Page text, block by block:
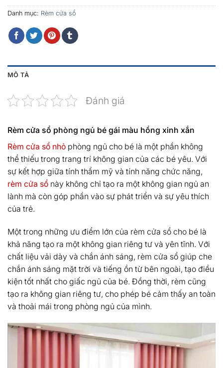
Danh mục: Rèm cửa sổ
MÔ TẢ
Đánh giá
Rèm cửa sổ phòng ngủ bé gái màu hồng xinh xắn
Rèm cửa sổ nhỏ phòng ngủ cho bé là một phần không
thể thiếu trong trang trí không gian của các bé yêu. Với
sự kết hợp giữa tính thẩm mỹ và tính năng chức năng,
rèm cửa sổ này không chỉ tạo ra một không gian ngủ an
lành mà còn góp phần vào sự phát triển và sự yêu thích
của trẻ.
Một trong những ưu điểm lớn của rèm cửa sổ cho bé là
khả năng tạo ra một không gian riêng tư và yên tĩnh. Với
chất liệu vải dày và chắn ánh sáng, rèm cửa sổ giúp che
chắn ánh sáng mặt trời và tiếng ồn từ bên ngoài, tạo điều
kiện tốt nhất cho giấc ngủ của bé. Đồng thời, rèm cũng
tạo ra không gian riêng tư, cho phép bé cảm thấy an toàn
và thoải mái trong phòng ngủ của mình.